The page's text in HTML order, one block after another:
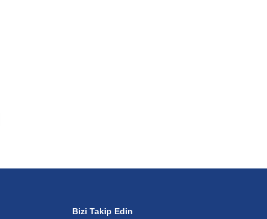
Bizi Takip Edin